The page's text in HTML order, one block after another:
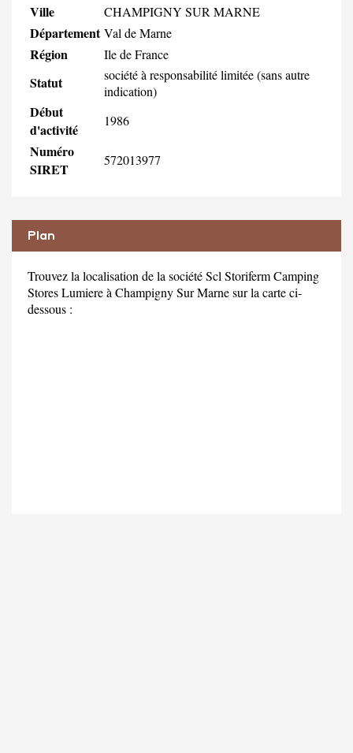
Ville CHAMPIGNY SUR MARNE
Département Val de Marne
Région Ile de France
Statut
société à responsabilité limitée (sans autre
indication)
Début
d'activité
1986
Numéro
SIRET
572013977
Plan
Trouvez la localisation de la société Scl Storiferm Camping
Stores Lumiere à Champigny Sur Marne sur la carte ci-
dessous :